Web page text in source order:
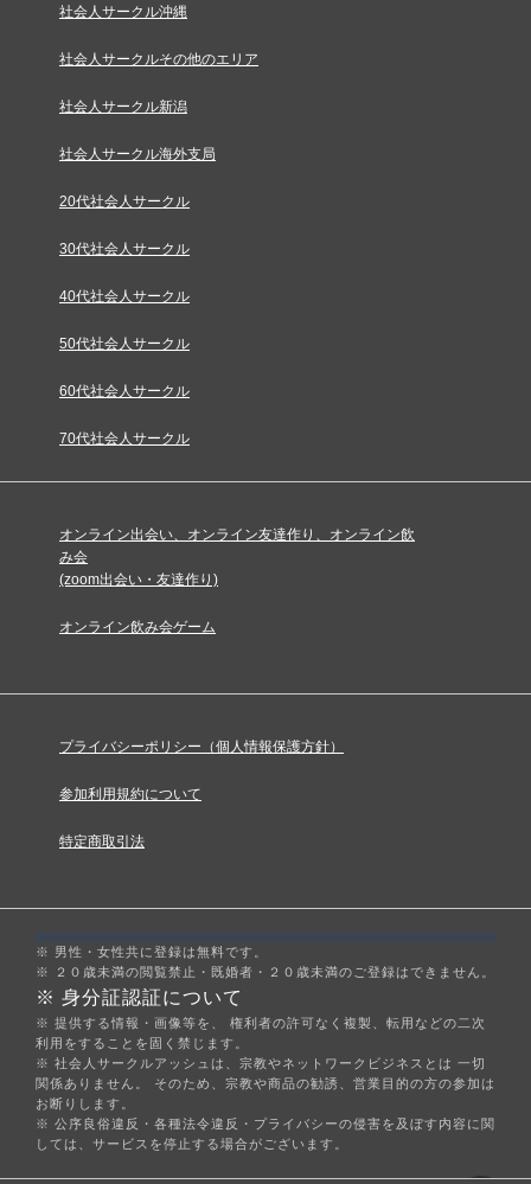
社会人サークル沖縄
社会人サークルその他のエリア
社会人サークル新潟
社会人サークル海外支局
20代社会人サークル
30代社会人サークル
40代社会人サークル
50代社会人サークル
60代社会人サークル
70代社会人サークル
オンライン出会い、オンライン友達作り、オンライン飲
み会
(zoom出会い・友達作り)
オンライン飲み会ゲーム
プライバシーポリシー（個人情報保護方針）
参加利用規約について
特定商取引法
※ 男性・女性共に登録は無料です。
※ ２０歳未満の閲覧禁止・既婚者・２０歳未満のご登録はできません。
※ 身分証認証について
※ 提供する情報・画像等を、 権利者の許可なく複製、転用などの二次
利用をすることを固く禁じます。
※ 社会人サークルアッシュは、宗教やネットワークビジネスとは 一切
関係ありません。 そのため、宗教や商品の勧誘、営業目的の方の参加は
お断りします。
※ 公序良俗違反・各種法令違反・プライバシーの侵害を及ぼす内容に関
しては、サービスを停止する場合がございます。